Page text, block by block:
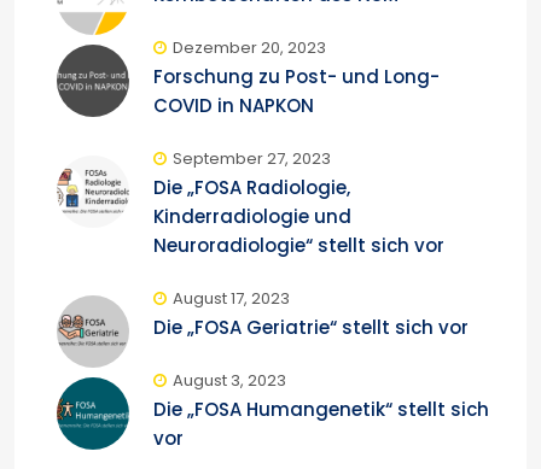
Dezember 20, 2023
Forschung zu Post- und Long-
COVID in NAPKON
September 27, 2023
Die „FOSA Radiologie,
Kinderradiologie und
Neuroradiologie“ stellt sich vor
August 17, 2023
Die „FOSA Geriatrie“ stellt sich vor
August 3, 2023
Die „FOSA Humangenetik“ stellt sich
vor